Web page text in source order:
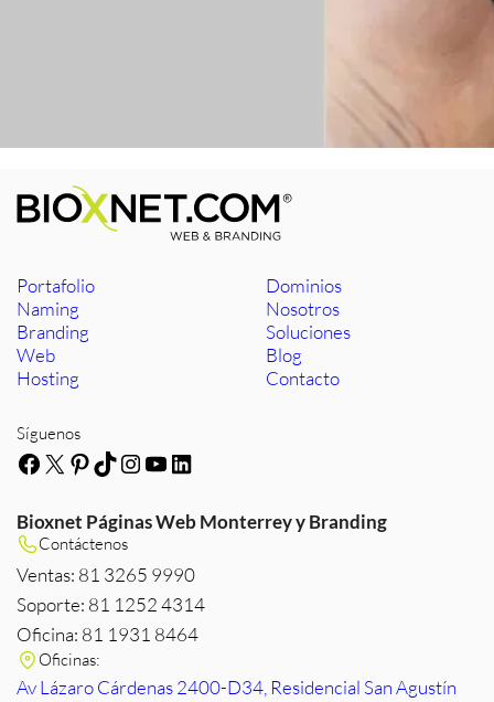
Portafolio
Naming
Branding
Web
Hosting
Dominios
Nosotros
Soluciones
Blog
Contacto
Síguenos
Facebook
X Pinterest
TikTok
Instagram
YouTube
LinkedIn
Bioxnet Páginas Web Monterrey y Branding
Contáctenos
Ventas: 81 3265 9990
Soporte: 81 1252 4314
Oficina: 81 1931 8464
Oficinas:
Av Lázaro Cárdenas 2400-D34, Residencial San Agustín